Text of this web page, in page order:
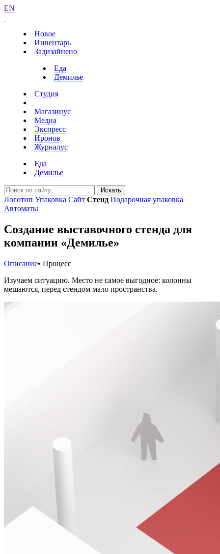
EN
Новое
Инвентарь
Задизайнено
Еда
Демилье
Студия
Магазинус
Медиа
Экспресс
Иронов
Журналус
Еда
Демилье
Искать
Логотип Упаковка Сайт Стенд Подарочная упаковка
Автоматы
Создание выставочного стенда для
компании «Демилье»
Описание• Процесс
Изучаем ситуацию. Место не самое выгодное: колонны
мешаются, перед стендом мало пространства.